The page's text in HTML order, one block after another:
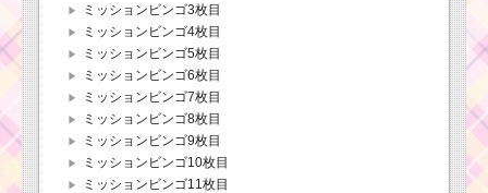
ミッションビンゴ3枚目
ミッションビンゴ4枚目
ミッションビンゴ5枚目
ミッションビンゴ6枚目
ミッションビンゴ7枚目
ミッションビンゴ8枚目
ミッションビンゴ9枚目
ミッションビンゴ10枚目
ミッションビンゴ11枚目